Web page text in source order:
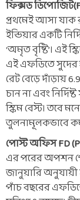
ফিক্সড
প্রথমেই আসা যাক
ইন্ডিয়ার একটি
‘অমৃত বৃষ্টি’। এই
এই এফডিতে সুদের
রেট বেড়ে দাঁড়ায়
চান না এবং
স্কিম বেস্ট। তবে
তুলনামূলকভাবে
পোস্ট অফিস FD
এর পরের অপশন
জানুয়ারি অনুযায়ী
পাঁচ বছরের